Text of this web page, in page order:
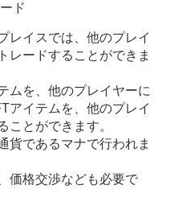
ド
レイスでは、他のプレイ
レードすることができま
ムを、他のプレイヤーに
アイテムを、他のプレイ
ことができます。
貨であるマナで行われま
価格交渉なども必要で